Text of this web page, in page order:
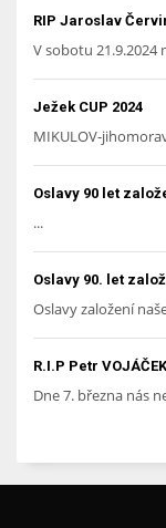
RIP Jaroslav
V sobotu 21.9.2024
Ježek CUP 2024
MIKULOV-
Oslavy 90 let
...
Oslavy 90. let
Oslavy založení
R.I.P Petr VOJÁČEK
Dne 7. března nás